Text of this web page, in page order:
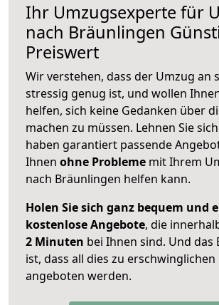
Ihr Umzugsexperte für
nach Bräunlingen
Preiswert
Wir verstehen, dass der Umzug an
stressig genug ist, und wollen
helfen, sich keine Gedanken über
machen zu müssen. Lehnen Sie
haben garantiert passende
Ihnen ohne Probleme mit Ihrem
nach Bräunlingen helfen kann.
Holen Sie sich ganz bequem und
kostenlose Angebote, die
2 Minuten bei Ihnen sind. Und das
ist, dass all dies zu erschwinglichen
angeboten werden.